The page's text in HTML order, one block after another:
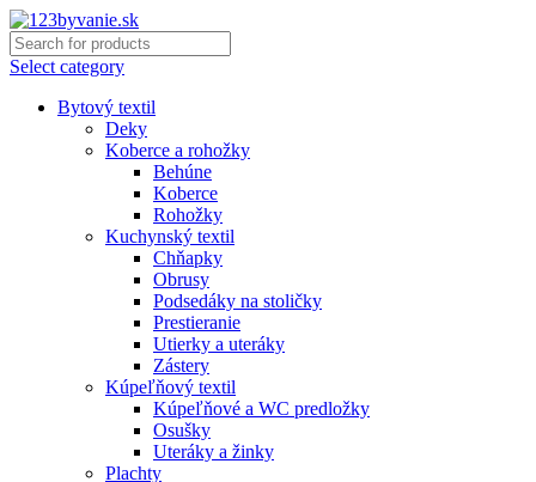
Select category
Bytový textil
Deky
Koberce a rohožky
Behúne
Koberce
Rohožky
Kuchynský textil
Chňapky
Obrusy
Podsedáky na stoličky
Prestieranie
Utierky a uteráky
Zástery
Kúpeľňový textil
Kúpeľňové a WC predložky
Osušky
Uteráky a žinky
Plachty